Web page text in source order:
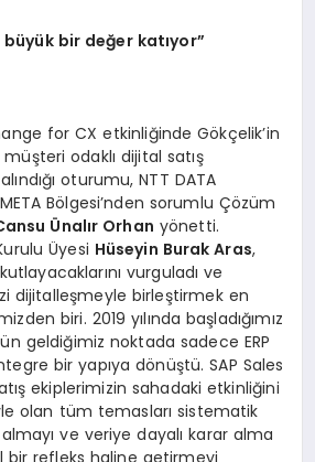
bir değer katıyor”
for CX etkinliğinde Gökçelik’in
odaklı dijital satış
oturumu, NTT DATA
Bölgesi’nden sorumlu Çözüm
Ünalır Orhan yönetti.
Üyesi Hüseyin Burak Aras,
vurguladı ve
dijitalleşmeyle birleştirmek en
biri. 2019 yılında başladığımız
geldiğimiz noktada sadece ERP
bir yapıya dönüştü. SAP Sales
ekiplerimizin sahadaki etkinliğini
olan tüm temasları sistematik
ve veriye dayalı karar alma
bir refleks haline getirmeyi